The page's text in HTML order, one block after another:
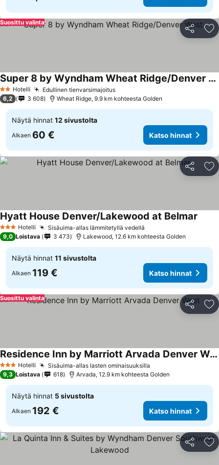
Jaa
Suosittu valinta
2 Tähtiluokitus
Hotelli Edullinen tienvarsimajoitusKatso hinnat
Super 8 by Wyndham Wheat Ridge/Denver West
Katso hinnat
6,2 3 608 Wheat Ridge, 9.9 km kohteesta Golden
Näytä hinnat 12 sivustolta
Alkaen 60 € Katso hinnat
Jaa
3 Tähtiluokitus
Hotelli Sisäuima-allas lämmitetyllä vedellä
Hyatt House Denver/Lakewood at Belmar
9,0 Loistava 3 473 Lakewood, 12.6 km kohteesta Golden
Näytä hinnat 11 sivustolta
Alkaen 119 € Katso hinnat
Jaa
Suosittu valinta
3 Tähtiluokitus
Hotelli Sisäuima-allas lasten ominaisuuksilla
Residence Inn by Marriott Arvada Denver West
Katso hinnat
9,3 Loistava 618 Arvada, 12.9 km kohteesta Golden
Näytä hinnat 5 sivustolta
Alkaen 192 € Katso hinnat
Jaa